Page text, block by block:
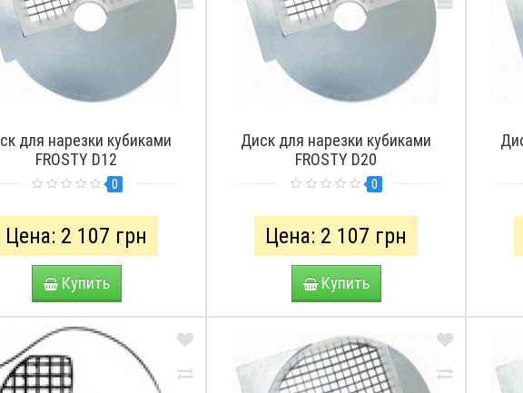
для нарезки кубиками
FROSTY D12
0
Цена: 2 107 грн
Купить
Диск для нарезки кубиками
FROSTY D20
0
Цена: 2 107 грн
Купить
ПРОСМОТРЕТЬ